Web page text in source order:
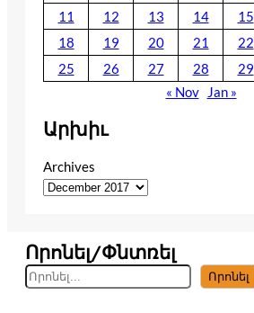
11
12 13 14 15
18
19 20 21 22
25
26 27 28 29
« Nov
Jan »
Արխիւ
Archives
Որոնել/Փնտռել
S
e
Որոնել